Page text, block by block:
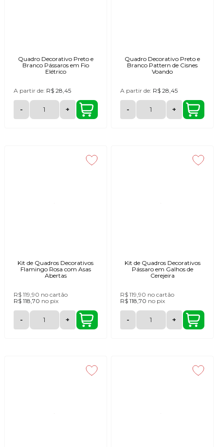
Quadro Decorativo Preto e
Branco Pássaros em Fio
Elétrico
A partir de: R$ 28,45
- +
Quadro Decorativo Preto e
Branco Pattern de Cisnes
Voando
A partir de: R$ 28,45
- +
Kit de Quadros Decorativos
Flamingo Rosa com Asas
Abertas
R$ 119,90 no cartão
R$ 118,70 no pix
- +
Kit de Quadros Decorativos
Pássaro em Galhos de
Cerejeira
R$ 119,90 no cartão
R$ 118,70 no pix
- +